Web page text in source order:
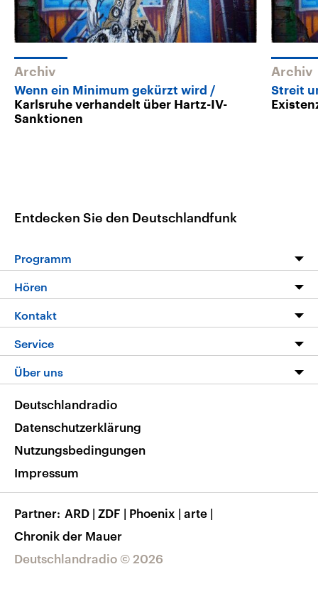
Archiv
Wenn ein Minimum gekürzt wird
Karlsruhe verhandelt über Hartz-IV-
Sanktionen
Archiv
Streit
Entdecken Sie den Deutschlandfunk
Programm
Programm
Die Nachrichten
Nachrichtenleicht
Neue Beiträge auf dlf.de
Hören
Livestream
Podcasts
Deutschlandfunk App
Nachrichten App
Frequenzen
Kontakt
Hörerservice
Service
FAQ
Veranstaltungen
Musikliste
RSS
Über uns
Barrierefreiheit
Deutschlandradio © 2026
Deutschlandradio
Datenschutzerklärung
Nutzungsbedingungen
Impressum
Partner ARD | ZDF | Phoenix | arte |
Chronik der Mauer